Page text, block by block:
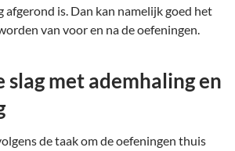
afgerond is. Dan kan namelijk goed het
van voor en na de oefeningen.
slag met ademhaling en
de taak om de oefeningen thuis